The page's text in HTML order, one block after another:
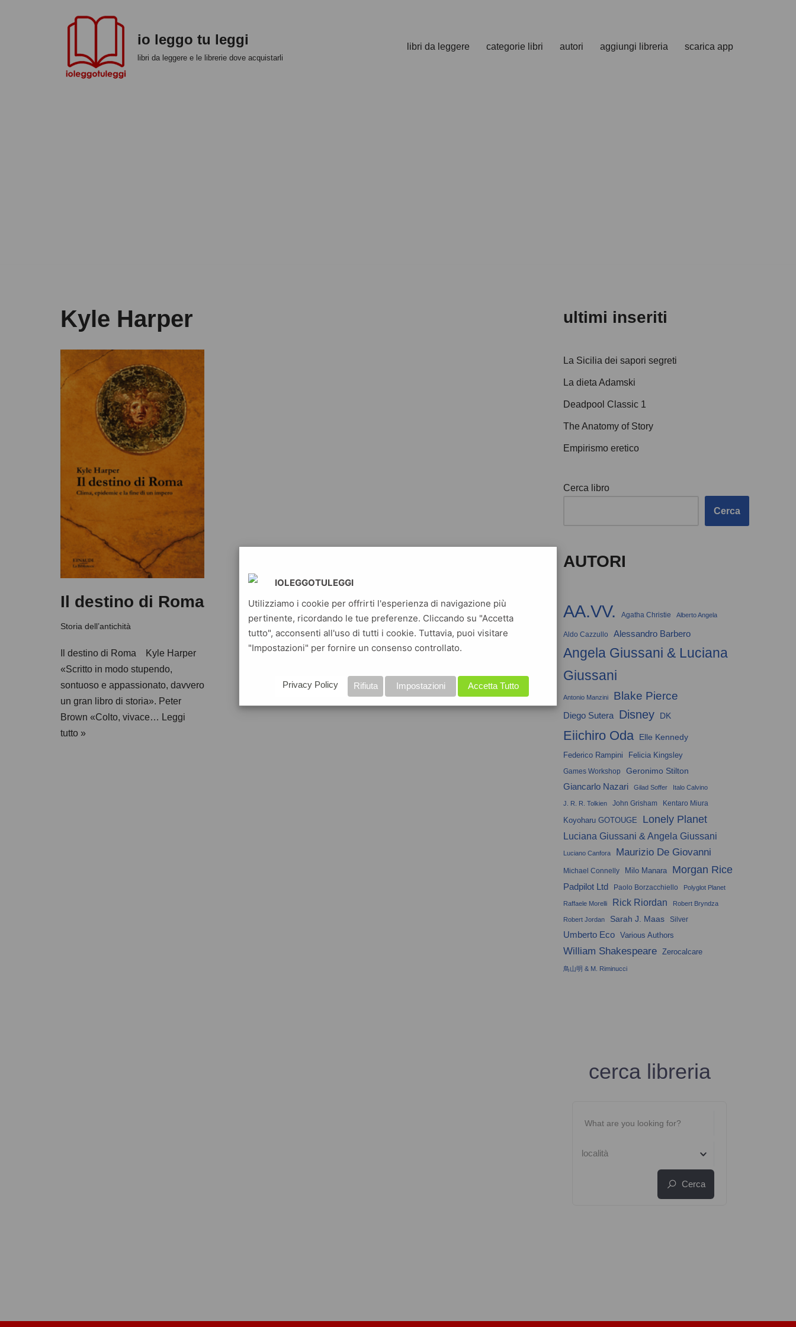
io leggo tu leggi
libri da leggere e le librerie dove acquistarli
libri da leggere categorie libri autori aggiungi libreria scarica app
Kyle Harper
Il destino di Roma
Storia dell’antichità
Il destino di Roma Kyle Harper
«Scritto in modo stupendo,
sontuoso e appassionato, davvero
un gran libro di storia». Peter
Brown «Colto, vivace… Leggi
tutto »
ultimi inseriti
La Sicilia dei sapori segreti
La dieta Adamski
Deadpool Classic 1
The Anatomy of Story
Empirismo eretico
Cerca libro
Cerca
AUTORI
AA.VV. Agatha Christie Alberto Angela
Aldo Cazzullo Alessandro Barbero
Angela Giussani & Luciana
Giussani
Antonio Manzini Blake Pierce
Diego Sutera Disney DK
Eiichiro Oda Elle Kennedy
Federico Rampini
Felicia Kingsley
Games Workshop
Geronimo Stilton
Giancarlo Nazari
Gilad Soffer Italo Calvino
J. R. R. Tolkien John Grisham Kentaro Miura
Koyoharu GOTOUGE Lonely Planet
Luciana Giussani & Angela Giussani
Luciano Canfora Maurizio De Giovanni
Michael Connelly Milo Manara Morgan Rice
Padpilot Ltd Paolo Borzacchiello Polyglot Planet
Raffaele Morelli Rick Riordan Robert Bryndza
Robert Jordan Sarah J. Maas Silver
Umberto Eco Various Authors
William Shakespeare Zerocalcare
鳥山明 & M. Riminucci
cerca libreria
località
Cerca
IOLEGGOTULEGGI
Utilizziamo i cookie per offrirti l'esperienza di navigazione più
pertinente, ricordando le tue preferenze. Cliccando su "Accetta
tutto", acconsenti all'uso di tutti i cookie. Tuttavia, puoi visitare
"Impostazioni" per fornire un consenso controllato.
Accetta Tutto
Impostazioni
Rifiuta
Privacy Policy